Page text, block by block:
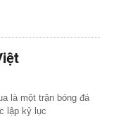
là một trận bóng đá
lập kỷ lục